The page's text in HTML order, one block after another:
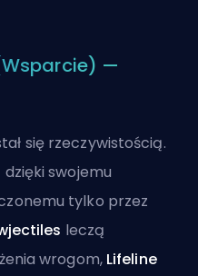
—
się rzeczywistością.
dzięki swojemu
tylko przez
leczą
wrogom, Lifeline